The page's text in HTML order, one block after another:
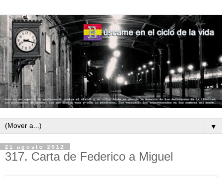
▼
21 agosto 2012
317. Carta de Federico a Miguel